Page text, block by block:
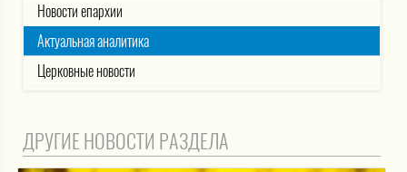
Новости епархии
Актуальная аналитика
Церковные новости
ДРУГИЕ НОВОСТИ РАЗДЕЛА